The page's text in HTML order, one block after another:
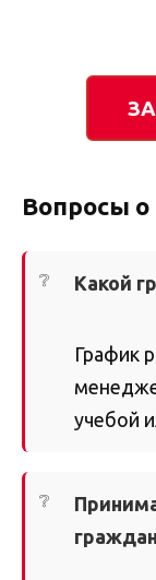
Вопросы о
Какой
График
учебой